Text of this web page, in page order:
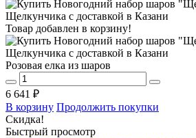
Товар добавлен в корзину!
Розовая елка из шаров
6 641 ₽
В корзину Продолжить покупки
Скидка!
Быстрый просмотр